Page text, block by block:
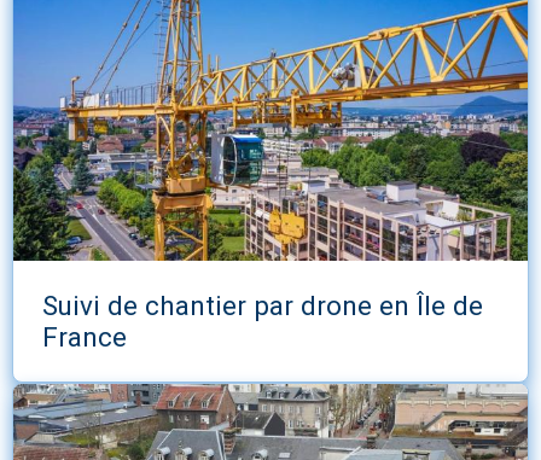
Suivi de chantier par drone en Île de
France